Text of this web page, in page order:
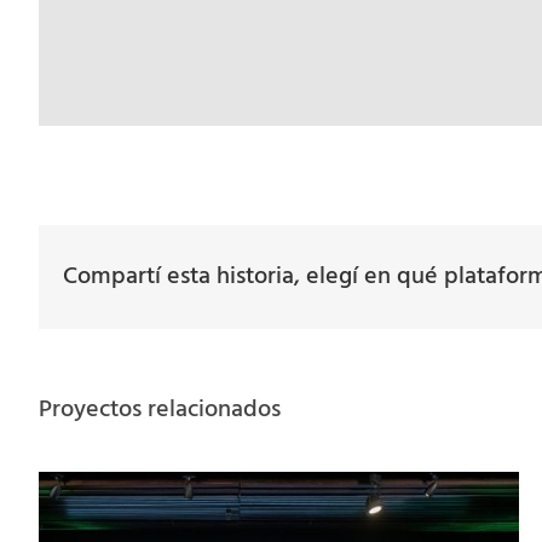
Compartí esta historia, elegí en qué
Proyectos relacionados